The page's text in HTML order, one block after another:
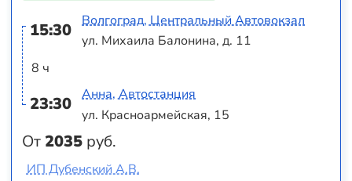
15:30
8 ч
23:30
От2035 руб.
Волгоград, Центральный Автовокзал
ул. Михаила Балонина, д. 11
Анна, Автостанция
ул. Красноармейская, 15
ИП Дубенский А.В.